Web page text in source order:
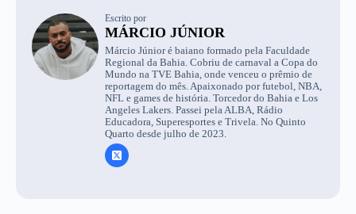
Escrito por
MÁRCIO JÚNIOR
Márcio Júnior é baiano formado pela Faculdade
Regional da Bahia. Cobriu de carnaval a Copa do
Mundo na TVE Bahia, onde venceu o prêmio de
reportagem do mês. Apaixonado por futebol, NBA,
NFL e games de história. Torcedor do Bahia e Los
Angeles Lakers. Passei pela ALBA, Rádio
Educadora, Superesportes e Trivela. No Quinto
Quarto desde julho de 2023.